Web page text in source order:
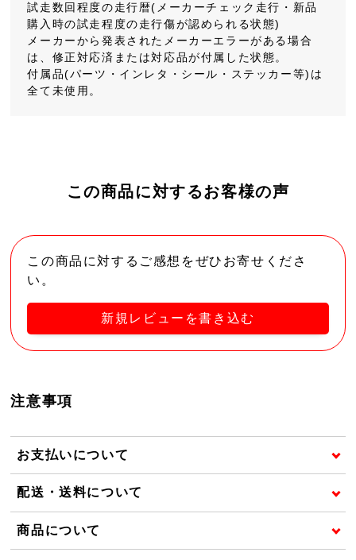
試走数回程度の走行暦(メーカーチェック走行・新品
購入時の試走程度の走行傷が認められる状態)
メーカーから発表されたメーカーエラーがある場合
は、修正対応済または対応品が付属した状態。
付属品(パーツ・インレタ・シール・ステッカー等)は
全て未使用。
この商品に対するお客様の声
この商品に対するご感想をぜひお寄せくださ
い。
新規レビューを書き込む
注意事項
お支払いについて
配送・送料について
商品について